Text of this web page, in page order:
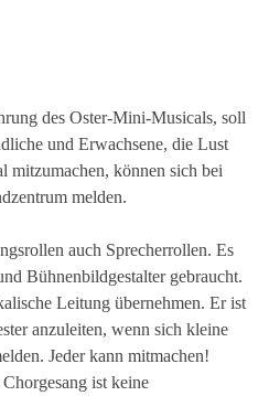
des Oster-Mini-Musicals, soll
und Erwachsene, die Lust
mitzumachen, können sich bei
melden.
auch Sprecherrollen. Es
Bühnenbildgestalter gebraucht.
Leitung übernehmen. Er ist
anzuleiten, wenn sich kleine
Jeder kann mitmachen!
ist keine